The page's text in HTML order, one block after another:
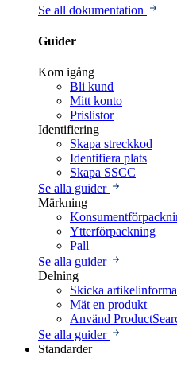
Se all dokumentation
Guider
Kom igång
Bli kund
Mitt konto
Prislistor
Identifiering
Skapa streckkod
Identifiera plats
Skapa SSCC
Se alla guider
Märkning
Ytterförpackning
Pall
Se alla guider
Delning
Skicka
Mät en produkt
Använd
Se alla guider
Standarder